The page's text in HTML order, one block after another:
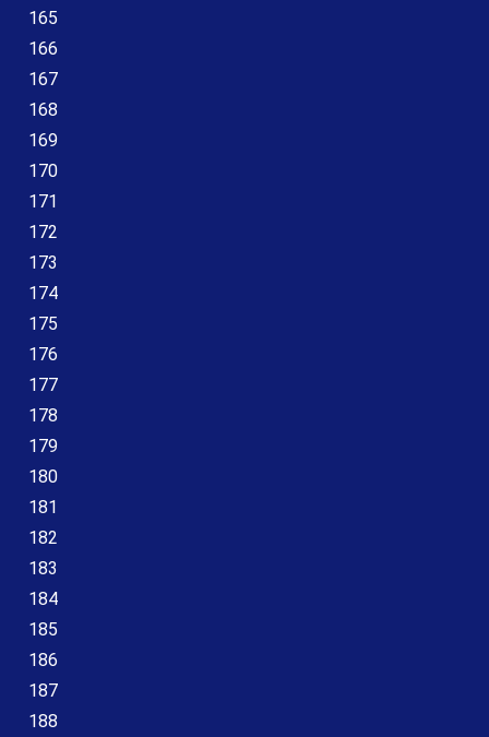
165
166
167
168
169
170
171
172
173
174
175
176
177
178
179
180
181
182
183
184
185
186
187
188